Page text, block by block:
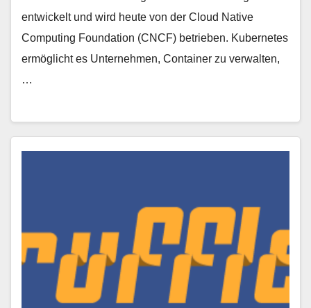
entwickelt und wird heute von der Cloud Native
Computing Foundation (CNCF) betrieben. Kubernetes
ermöglicht es Unternehmen, Container zu verwalten,
…